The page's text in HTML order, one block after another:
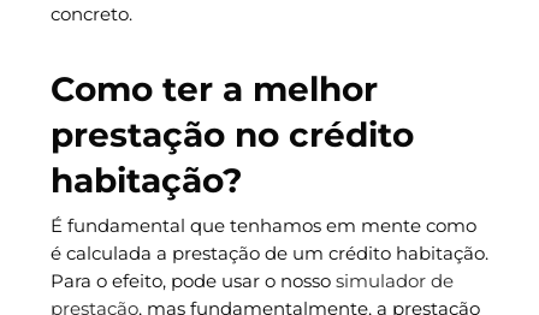
concreto.
Como ter a melhor
prestação no crédito
habitação?
É fundamental que tenhamos em mente como
é calculada a prestação de um crédito habitação.
Para o efeito, pode usar o nosso simulador de
prestação, mas fundamentalmente, a prestação